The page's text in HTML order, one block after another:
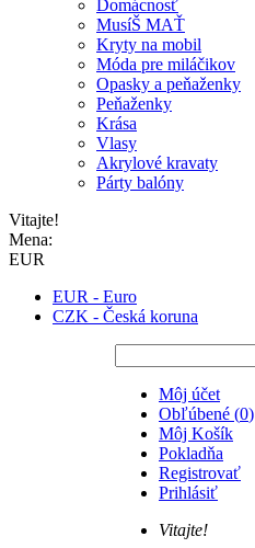
Domácnosť
MusíŠ MAŤ
Kryty na mobil
Móda pre miláčikov
Opasky a peňaženky
Peňaženky
Krása
Vlasy
Akrylové kravaty
Párty balóny
Vitajte!
Mena:
EUR
EUR - Euro
CZK - Česká koruna
Môj účet
Obľúbené (0)
Môj Košík
Pokladňa
Registrovať
Prihlásiť
Vitajte!